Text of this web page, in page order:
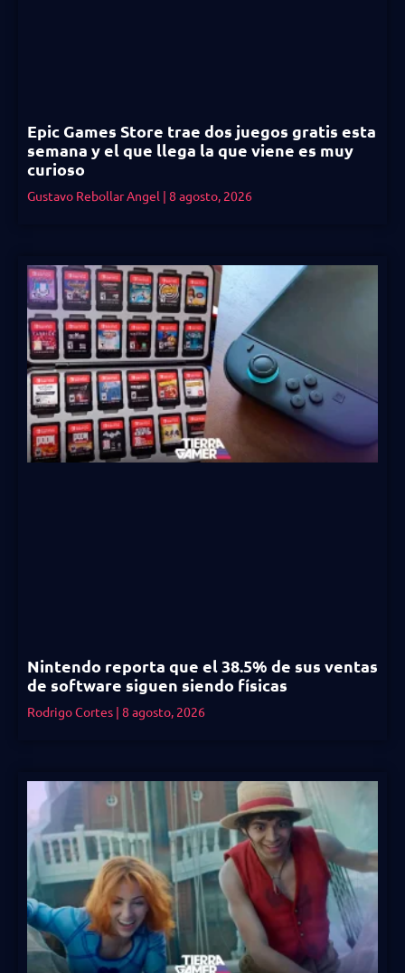
Epic Games Store trae dos juegos gratis esta
semana y el que llega la que viene es muy
curioso
Gustavo Rebollar Angel 8 agosto, 2026
Nintendo reporta que el 38.5% de sus ventas
de software siguen siendo físicas
Rodrigo Cortes 8 agosto, 2026